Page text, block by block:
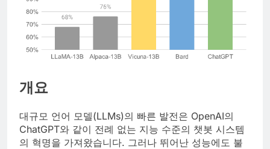
개요
대규모 언어 모델(LLMs)의 빠른 발전은 OpenAI의
ChatGPT와 같이 전례 없는 지능 수준의 챗봇 시스템
의 혁명을 가져왔습니다. 그러나 뛰어난 성능에도 불